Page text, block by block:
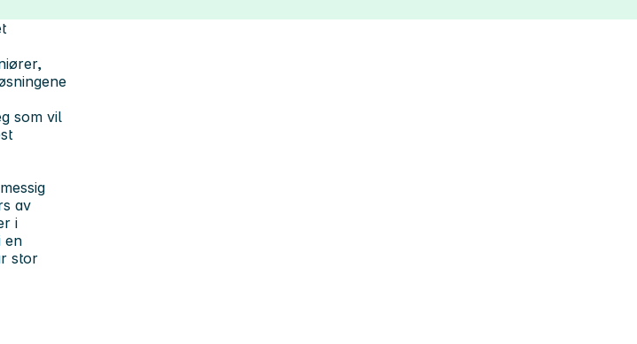
som vil
av
i
en
stor